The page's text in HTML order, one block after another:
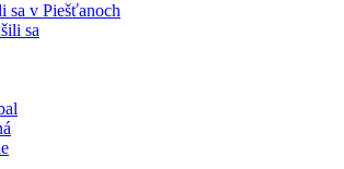
sa v Piešťanoch
sa